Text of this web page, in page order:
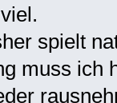
spielt
muss ich